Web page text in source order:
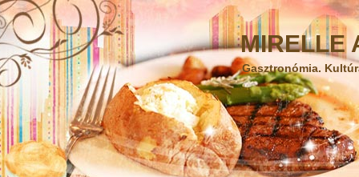
MIRELLE
Gasztronómia.